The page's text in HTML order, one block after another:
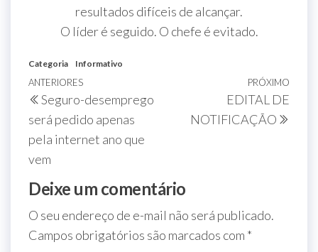
resultados difíceis de alcançar.
O líder é seguido. O chefe é evitado.
Categoria Informativo
ANTERIORES
Seguro-desemprego
será pedido apenas
pela internet ano que
vem
PRÓXIMO
EDITAL DE
NOTIFICAÇÃO
Deixe um comentário
O seu endereço de e-mail não será publicado.
Campos obrigatórios são marcados com *